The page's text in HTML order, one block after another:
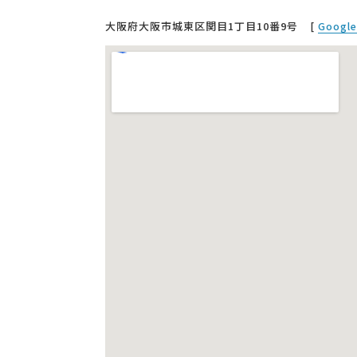
大阪府大阪市城東区関目1丁目10番9号 [ Google